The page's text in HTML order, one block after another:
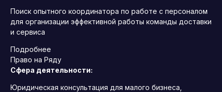
Поиск опытного координатора по работе с персоналом
для организации эффективной работы команды доставки
и сервиса
Подробнее
Право на Ряду
Сфера деятельности:
Юридическая консультация для малого бизнеса,